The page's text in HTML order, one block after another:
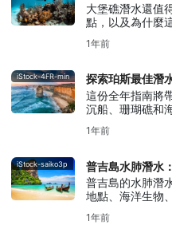
大堡礁潛水還值
點，以及為什麼
1年前
iStock-4FR-min
探索珀斯最佳潛
這份全年指南將
沉船、珊瑚礁和
1年前
iStock-saiko3p
普吉島水肺潛水
普吉島的水肺潛
地點、海洋生物
1年前